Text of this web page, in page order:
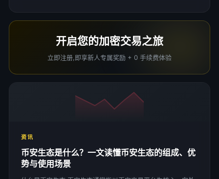
开启您的加密交易之旅
立即注册,即享新人专属奖励 + 0 手续费体验
资讯
币安生态是什么？一文读懂币安生态的组成、优
势与使用场景